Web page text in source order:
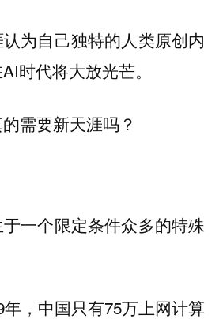
为自己独特的人类原创内
时代将大放光芒。
需要新天涯吗？
一个限定条件众多的特殊
，中国只有75万上网计算